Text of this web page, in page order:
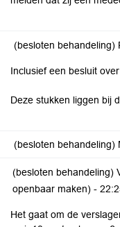
Inclusief een besluit
Deze stukken liggen bij
(besloten behandeling)
(besloten behandeling)
openbaar maken) -
Het gaat om de